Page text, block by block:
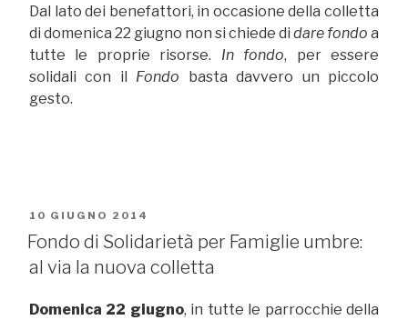
Dal lato dei benefattori, in occasione della colletta
di domenica 22 giugno non si chiede di dare fondo a
tutte le proprie risorse. In fondo, per essere
solidali con il Fondo basta davvero un piccolo
gesto.
PUBBLICATO
IL
10 GIUGNO 2014
Fondo di Solidarietà per Famiglie umbre:
al via la nuova colletta
Domenica 22 giugno, in tutte le parrocchie della